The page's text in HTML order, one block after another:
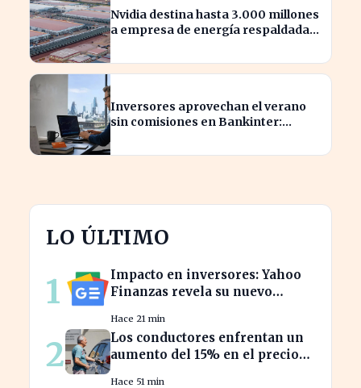
Nvidia destina hasta 3.000 millones
a empresa de energía respaldada
Inversores aprovechan el verano
sin comisiones en Bankinter:
internacional
LO ÚLTIMO
1
Impacto en inversores: Yahoo
Finanzas revela su nuevo
acciones
Hace 21 min
2
Los conductores enfrentan un
aumento del 15% en el precio
Hace 51 min